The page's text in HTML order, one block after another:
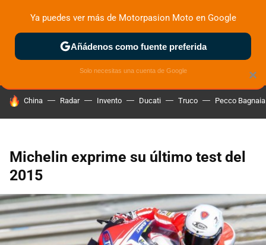
ZONA DE PRUEBAS DEPORTIVAS MOTOS ELÉCTRICAS
HOY SE HABLA DE
China Radar Invento Ducati Truco Pecco Bagnaia
Michelin exprime su último test del
2015
×
Ya puedes ver más de Motorpasion Moto en Google
Añádenos como fuente preferida
Solo necesitas una cuenta de Google